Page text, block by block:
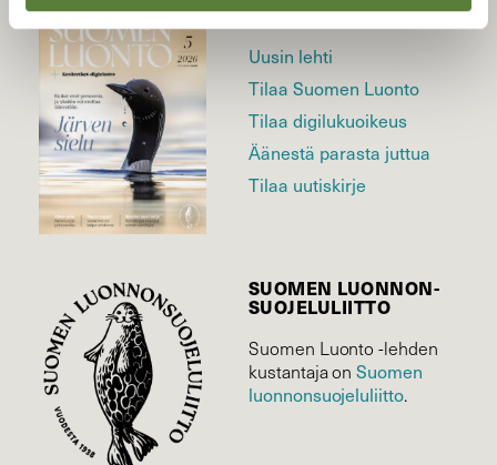
LEHTI
Uusin lehti
Tilaa Suomen Luonto
Tilaa digilukuoikeus
Äänestä parasta juttua
Tilaa uutiskirje
SUOMEN LUONNON­
SUOJELU­LIITTO
Suomen Luonto -lehden
kustantaja onSuomen
luonnonsuojelu­liitto.